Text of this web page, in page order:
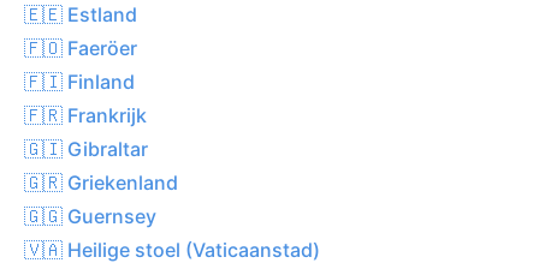
🇪🇪 Estland
🇫🇴 Faeröer
🇫🇮 Finland
🇫🇷 Frankrijk
🇬🇮 Gibraltar
🇬🇷 Griekenland
🇬🇬 Guernsey
🇻🇦 Heilige stoel (Vaticaanstad)